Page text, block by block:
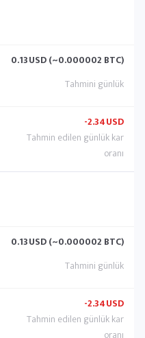
0.13USD (~0.000002 BTC)
-2.34USD
0.13USD (~0.000002 BTC)
-2.34USD